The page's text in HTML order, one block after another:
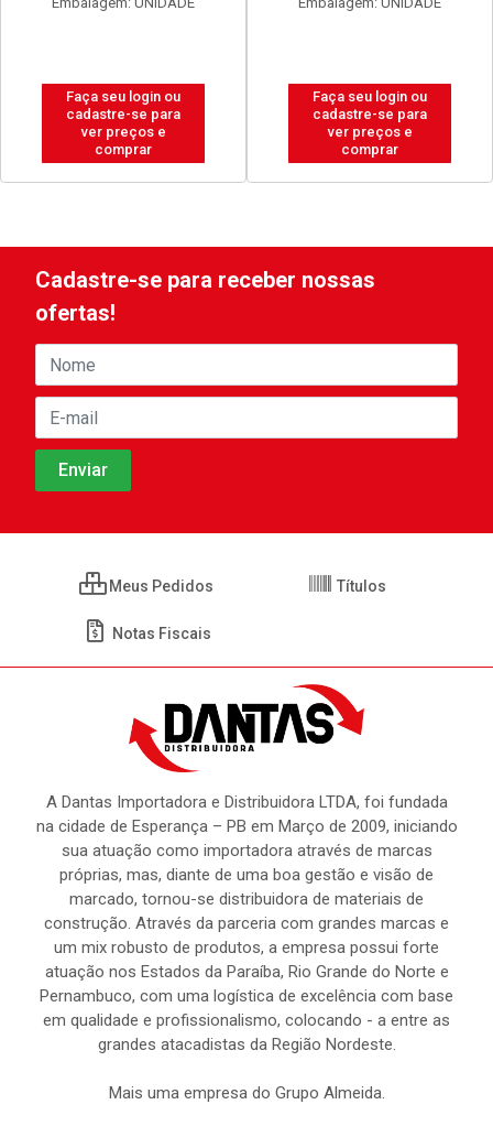
Faça seu login ou
cadastre-se para
ver preços e
comprar
Faça seu login ou
cadastre-se para
ver preços e
comprar
Cadastre-se para receber nossas
ofertas!
Meus Pedidos Títulos
Notas Fiscais
A Dantas Importadora e Distribuidora LTDA, foi fundada
na cidade de Esperança – PB em Março de 2009, iniciando
sua atuação como importadora através de marcas
próprias, mas, diante de uma boa gestão e visão de
marcado, tornou-se distribuidora de materiais de
construção. Através da parceria com grandes marcas e
um mix robusto de produtos, a empresa possui forte
atuação nos Estados da Paraíba, Rio Grande do Norte e
Pernambuco, com uma logística de excelência com base
em qualidade e profissionalismo, colocando - a entre as
grandes atacadistas da Região Nordeste.
Mais uma empresa do Grupo Almeida.